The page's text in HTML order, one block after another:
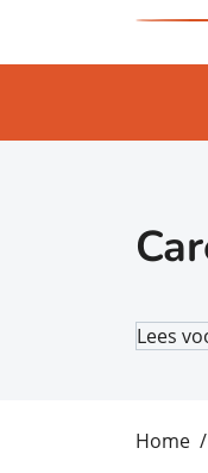
Lees
Home